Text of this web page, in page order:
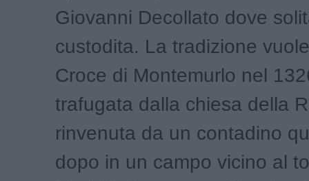
Giovanni Decollato dove
custodita. La tradizione
Croce di Montemurlo nel
trafugata dalla chiesa della
rinvenuta da un contadino
dopo in un campo vicino al